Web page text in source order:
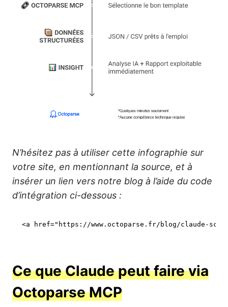
N’hésitez pas à utiliser cette infographie sur
votre site, en mentionnant la source, et à
insérer un lien vers notre blog à l’aide du code
d’intégration ci-dessous :
<a href="https://www.octoparse.fr/blog/claude-
Ce que Claude peut faire via
Octoparse MCP